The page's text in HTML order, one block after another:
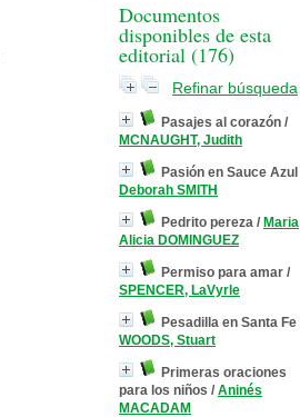
Documentos
disponibles de esta
editorial (176)
Refinar búsqueda
Pasajes al corazón /
MCNAUGHT, Judith
Pasión en Sauce Azul
Deborah SMITH
Pedrito pereza / Maria
Alicia DOMINGUEZ
Permiso para amar /
SPENCER, LaVyrle
Pesadilla en Santa Fe
WOODS, Stuart
Primeras oraciones
para los niños / Aninés
MACADAM